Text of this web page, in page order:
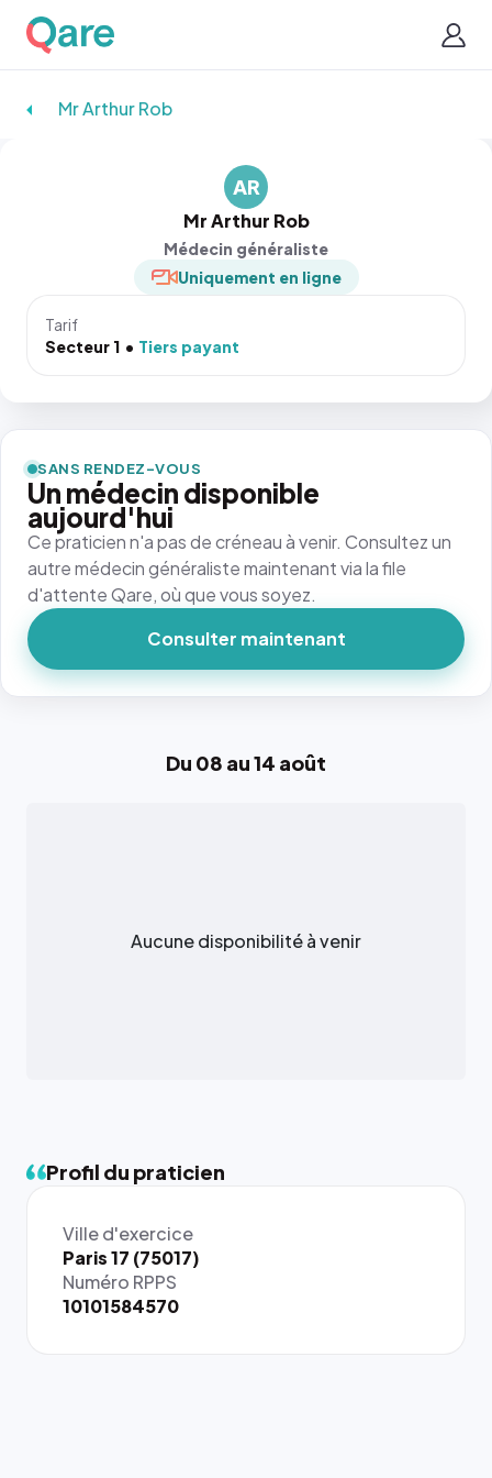
Mr Arthur Rob
AR
Mr Arthur Rob
Médecin généraliste
Uniquement en ligne
Tarif
Secteur 1
Tiers payant
Du 08 au 14 août
Aucune disponibilité à venir
Profil du praticien
Ville d'exercice
Paris 17 (75017)
Numéro RPPS
10101584570
SANS RENDEZ-VOUS
Un médecin disponible
aujourd'hui
Ce praticien n'a pas de créneau à venir. Consultez un
autre médecin généraliste maintenant via la file
d'attente Qare, où que vous soyez.
Consulter maintenant
{# 40×40
: la taille
rendue par
`.profile-